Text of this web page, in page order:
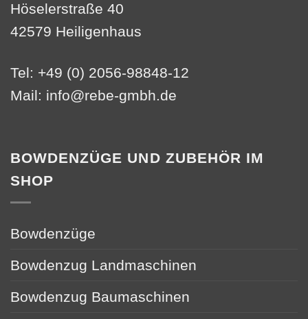
Höselerstraße 40
42579 Heiligenhaus
Tel: +49 (0) 2056-98848-12
Mail: info@rebe-gmbh.de
BOWDENZÜGE UND ZUBEHÖR IM
SHOP
Bowdenzüge
Bowdenzug Landmaschinen
Bowdenzug Baumaschinen